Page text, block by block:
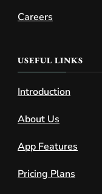
Careers
USEFUL LINKS
Introduction
About Us
App Features
Pricing Plans